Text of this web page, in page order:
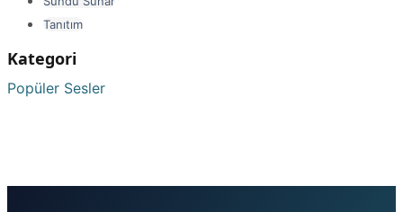
Tanıtım
Kategori
Popüler Sesler